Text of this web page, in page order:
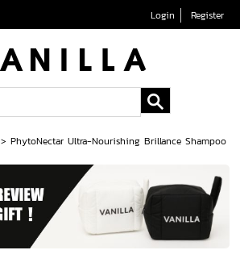
Login Register
>PhytoNectar Ultra-Nourishing Brillance Shampoo